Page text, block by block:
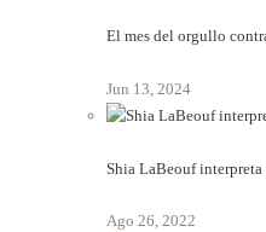
El mes del orgullo
Jun 13, 2024
Shia LaBeouf interpreta
Ago 26, 2022